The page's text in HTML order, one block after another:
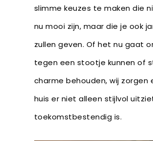
slimme keuzes te maken die
nu mooi zijn, maar die je ook
zullen geven. Of het nu gaat
tegen een stootje kunnen of
charme behouden, wij zorgen
huis er niet alleen stijlvol
toekomstbestendig is.